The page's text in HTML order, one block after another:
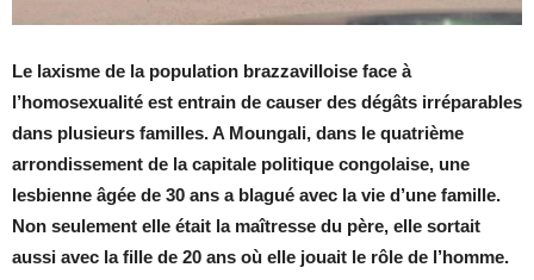
Le laxisme de la population brazzavilloise face à
l’homosexualité est entrain de causer des dégâts irréparables
dans plusieurs familles. A Moungali, dans le quatrième
arrondissement de la capitale politique congolaise, une
lesbienne âgée de 30 ans a blagué avec la vie d’une famille.
Non seulement elle était la maîtresse du père, elle sortait
aussi avec la fille de 20 ans où elle jouait le rôle de l’homme.